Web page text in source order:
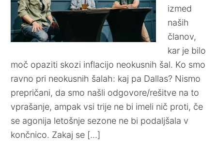
izmed
naših
članov,
kar je bilo
moč opaziti skozi inflacijo neokusnih šal. Ko smo
ravno pri neokusnih šalah: kaj pa Dallas? Nismo
prepričani, da smo našli odgovore/rešitve na to
vprašanje, ampak vsi trije ne bi imeli nič proti, če
se agonija letošnje sezone ne bi podaljšala v
končnico. Zakaj se […]